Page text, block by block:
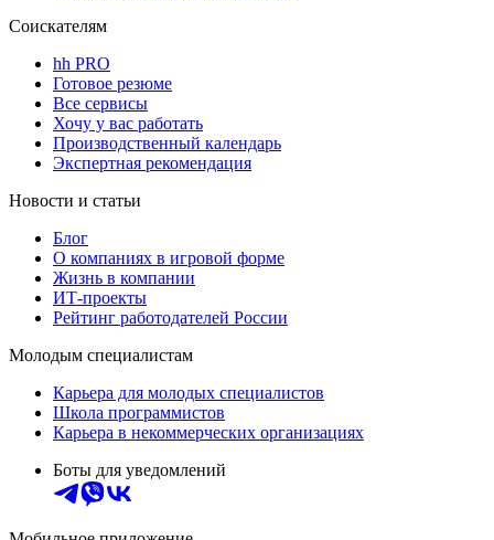
Соискателям
hh PRO
Готовое резюме
Все сервисы
Хочу у вас работать
Производственный календарь
Экспертная рекомендация
Новости и статьи
Блог
О компаниях в игровой форме
Жизнь в компании
ИТ-проекты
Рейтинг работодателей России
Молодым специалистам
Карьера для молодых специалистов
Школа программистов
Карьера в некоммерческих организациях
Боты для уведомлений